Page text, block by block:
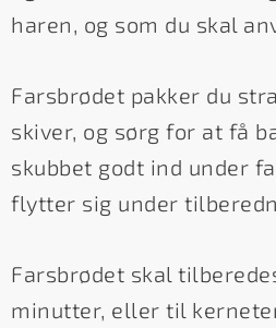
haren, og som du skal
Farsbrødet pakker du
skiver, og sørg for at få
skubbet godt ind under
flytter sig under
Farsbrødet skal
minutter, eller til